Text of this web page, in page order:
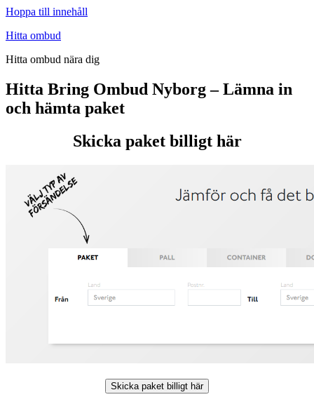
Hoppa till innehåll
Hitta ombud
Hitta ombud nära dig
Hitta Bring Ombud Nyborg – Lämna in
och hämta paket
Skicka paket billigt här
Skicka paket billigt här